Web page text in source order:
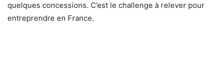
quelques concessions. C’est le challenge à relever pour
entreprendre en France.